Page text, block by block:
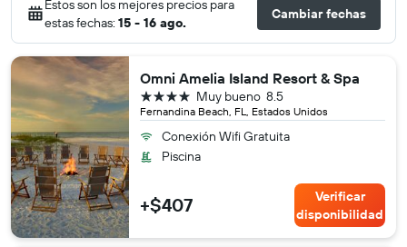
Estos son los mejores precios para
estas fechas: 15 - 16 ago.
Cambiar fechas
Omni Amelia Island Resort & Spa
Fernandina Beach, FL, Estados Unidos
8.5
Muy bueno
4 estrellas
Conexión Wifi Gratuita
Piscina
+$407
Verificar
disponibilidad